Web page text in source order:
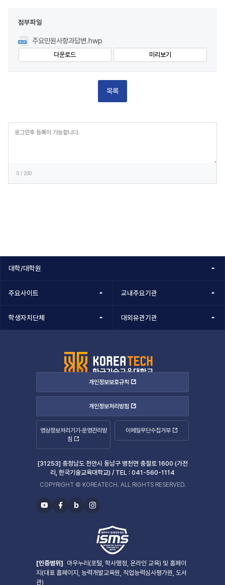
첨부파일
주요민원사항과답변.hwp
다운로드 미리보기
목록
0 / 200
대학/대학원
주요사이트 교내주요기관
학생자치단체 대외유관기관
개인정보보호규칙
개인정보처리방침
영상정보처리기기·운영관리방
침
이메일무단수집거부
[31253] 충청남도 천안시 동남구 병천면 충절로 1600 (가전
리, 한국기술교육대학교) / TEL : 041-560-1114
COPYRIGHT © KOREATECH. ALL RIGHTS RESERVED.
유
페
b
블
인
타
그
[인증범위] 아우누리(포털, 학사행정, 온라인 교육) 및 홈페이
지(대표 홈페이지, 능력개발교육원, 직업능력심사평가원, 도서
관)